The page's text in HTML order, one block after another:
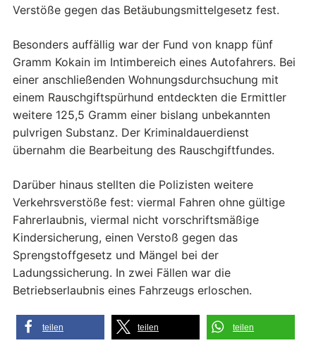
Verstöße gegen das Betäubungsmittelgesetz fest.
Besonders auffällig war der Fund von knapp fünf
Gramm Kokain im Intimbereich eines Autofahrers. Bei
einer anschließenden Wohnungsdurchsuchung mit
einem Rauschgiftspürhund entdeckten die Ermittler
weitere 125,5 Gramm einer bislang unbekannten
pulvrigen Substanz. Der Kriminaldauerdienst
übernahm die Bearbeitung des Rauschgiftfundes.
Darüber hinaus stellten die Polizisten weitere
Verkehrsverstöße fest: viermal Fahren ohne gültige
Fahrerlaubnis, viermal nicht vorschriftsmäßige
Kindersicherung, einen Verstoß gegen das
Sprengstoffgesetz und Mängel bei der
Ladungssicherung. In zwei Fällen war die
Betriebserlaubnis eines Fahrzeugs erloschen.
teilen teilen teilen